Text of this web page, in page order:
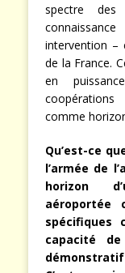
spectre des
intervention –
de la France.
en
comme
Qu’est-ce
l’armée de
horizon
aéroportée
spécifiques
capacité